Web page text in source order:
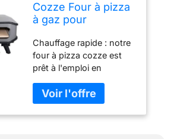
Cozze Four à pizza
à gaz pour
et facile - Idéal pour
pizzas de 34 cm de
diamètre - Allumage
électronique -
Double couche
résistant à la
chaleur - 17"
Chauffage rapide : notre
four à pizza cozze est
prêt à l'emploi en
cuit de délicieuses pizzas
en seulement 2 minutes.
Grande capacité : avec